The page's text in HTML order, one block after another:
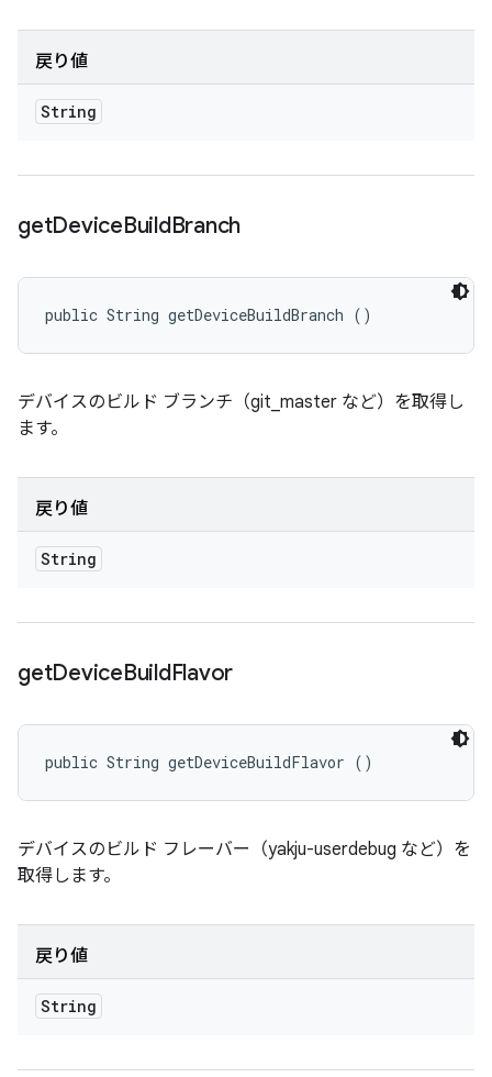
戻り値
String
getDeviceBuildBranch
public String getDeviceBuildBranch ()
デバイスのビルド ブランチ（git_master など）を取得し
ます。
戻り値
String
getDeviceBuildFlavor
public String getDeviceBuildFlavor ()
デバイスのビルド フレーバー（yakju-userdebug など）を
取得します。
戻り値
String